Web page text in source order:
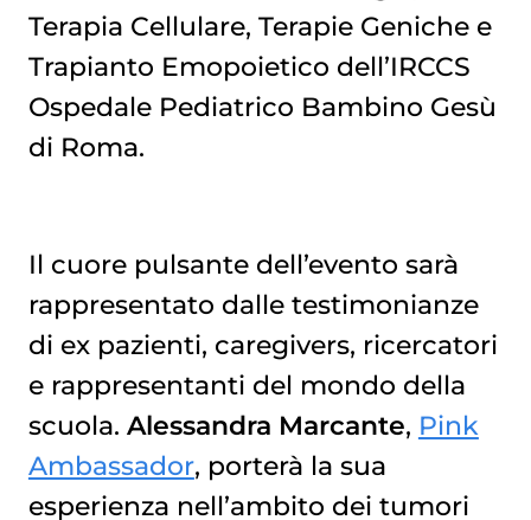
Terapia Cellulare, Terapie Geniche e
Trapianto Emopoietico dell’IRCCS
Ospedale Pediatrico Bambino Gesù
di Roma.
Il cuore pulsante dell’evento sarà
rappresentato dalle testimonianze
di ex pazienti, caregivers, ricercatori
e rappresentanti del mondo della
scuola. Alessandra Marcante, Pink
Ambassador, porterà la sua
esperienza nell’ambito dei tumori